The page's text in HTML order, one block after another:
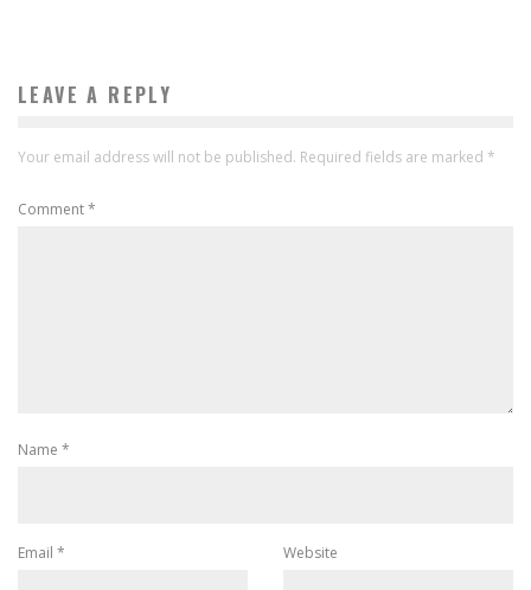
LEAVE A REPLY
Your email address will not be published. Required fields are marked *
Comment*
Name *
Email * Website